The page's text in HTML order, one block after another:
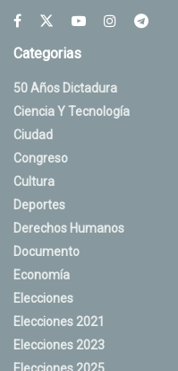
Categorias
50 Años Dictadura
Ciencia Y Tecnología
Ciudad
Congreso
Cultura
Deportes
Derechos Humanos
Documento
Economía
Elecciones
Elecciones 2021
Elecciones 2023
Elecciones 2025